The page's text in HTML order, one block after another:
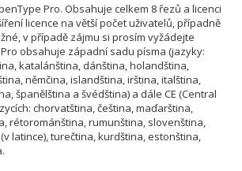
Pro. Obsahuje celkem 8 řezů a licenci
licence na větší počet uživatelů, případně
v případě zájmu si prosím vyžádejte
obsahuje západní sadu písma (jazyky:
katalánština, dánština, holandština,
němčina, islandština, irština, italština,
španělština a švédština) a dále CE (Central
chorvatština, čeština, maďarština,
rétorománština, rumunština, slovenština,
latince), turečtina, kurdština, estonština,